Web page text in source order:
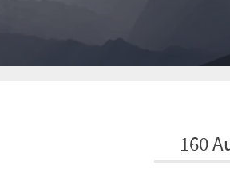
160